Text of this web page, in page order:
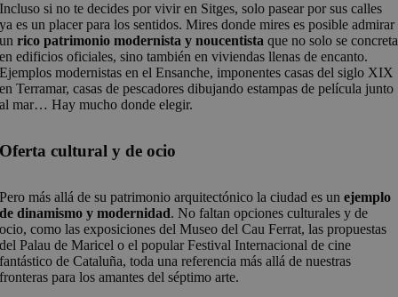
Incluso si no te decides por vivir en Sitges, solo pasear por sus calles
ya es un placer para los sentidos. Mires donde mires es posible admirar
unrico patrimonio modernista y noucentista que no solo se concreta
en edificios oficiales, sino también en viviendas llenas de encanto.
Ejemplos modernistas en el Ensanche, imponentes casas del siglo XIX
en Terramar, casas de pescadores dibujando estampas de película junto
al mar… Hay mucho donde elegir.
Oferta cultural y de ocio
Pero más allá de su patrimonio arquitectónico la ciudad es unejemplo
de dinamismo y modernidad. No faltan opciones culturales y de
ocio, como las exposiciones del Museo del Cau Ferrat, las propuestas
del Palau de Maricel o el popular Festival Internacional de cine
fantástico de Cataluña, toda una referencia más allá de nuestras
fronteras para los amantes del séptimo arte.